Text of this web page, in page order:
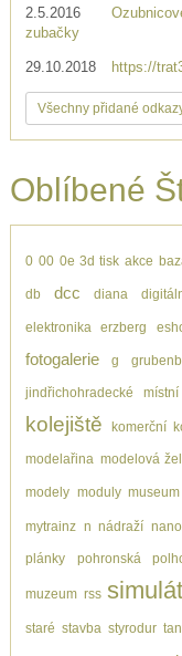
2.5.2016
zubačky
29.10.2018 https://
Všechny přidané
Oblíbené
0 00 0e 3d tisk akce
db dcc diana
elektronika erzberg
fotogalerie g
jindřichohradecké
kolejiště komerční
modelařina modelová
modely moduly museum
mytrainz n nádraží
plánky pohronská
muzeum rss
staré stavba styrodur